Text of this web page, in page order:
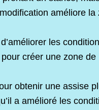
améliore
les
créer une zone de
obtenir une assise
a amélioré les